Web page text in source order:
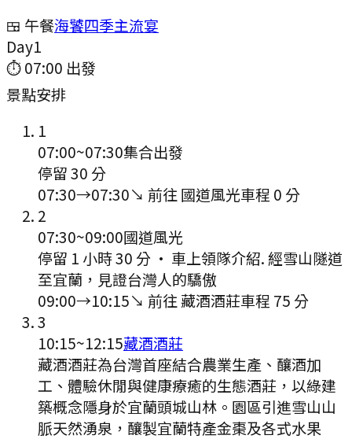
🍱 午餐海饕四季主流宴
Day1
⏱07:00 出發
景點安排
1
07:00~07:30集合出發
停留 30 分
07:30→07:30↘ 前往 國道風光車程 0 分
2
07:30~09:00國道風光
停留 1 小時 30 分 · 車上領隊介紹. 經雪山隧道
至宜蘭，見證台灣人的驕傲
09:00→10:15↘ 前往藏酒酒莊車程 75 分
3
10:15~12:15藏酒酒莊
藏酒酒莊為台灣首座結合農業生產、釀酒加
工、體驗休閒與健康療癒的生態酒莊，以綠建
築概念隱身於宜蘭頭城山林。園區引進雪山山
脈天然湧泉，釀製宜蘭特產金棗及各式水果